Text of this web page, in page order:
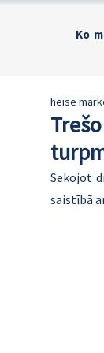
Ko
heise
Sekojot
saistībā